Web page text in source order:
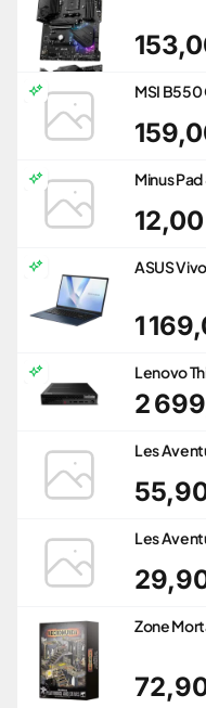
MSI B550
Minus
ASUS
1
Lenovo
2
Les
Les
Zone